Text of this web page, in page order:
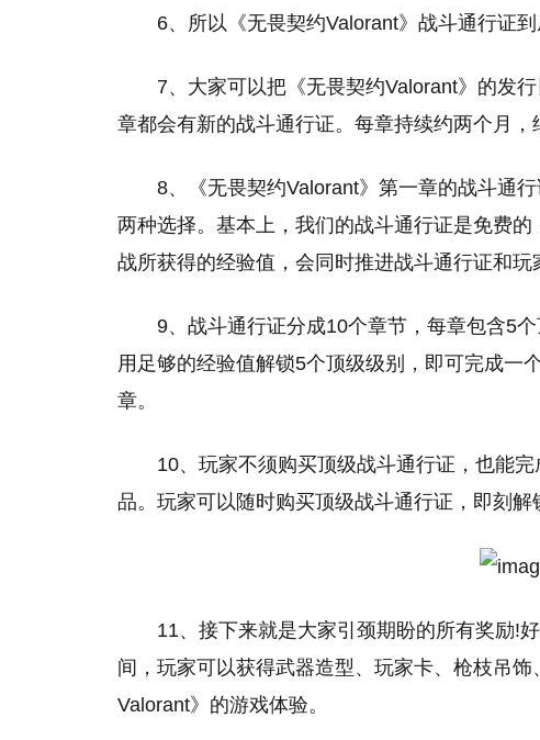
6、所以《无畏契约Valorant》战斗通行证
7、大家可以把《无畏契约Valorant》的发
章都会有新的战斗通行证。每章持续约两个月，
8、《无畏契约Valorant》第一章的战斗通
两种选择。基本上，我们的战斗通行证是免费
战所获得的经验值，会同时推进战斗通行证和玩
9、战斗通行证分成10个章节，每章包含5
用足够的经验值解锁5个顶级级别，即可完成一
章。
10、玩家不须购买顶级战斗通行证，也能
品。玩家可以随时购买顶级战斗通行证，即刻解
11、接下来就是大家引颈期盼的所有奖励!
间，玩家可以获得武器造型、玩家卡、枪枝吊
Valorant》的游戏体验。